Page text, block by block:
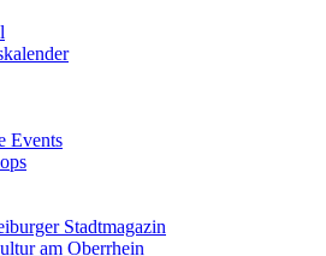
Events
Stadtmagazin
am Oberrhein